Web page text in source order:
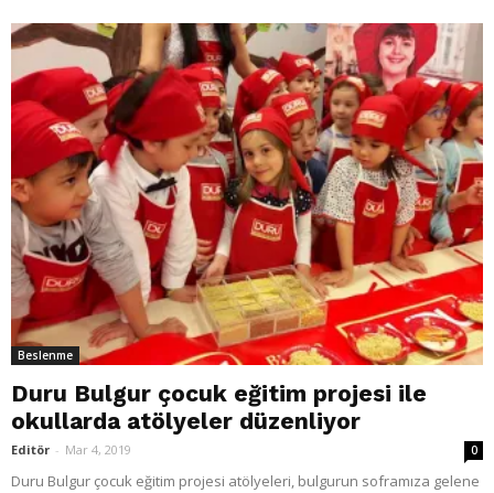
Beslenme
Duru Bulgur çocuk eğitim projesi ile
okullarda atölyeler düzenliyor
Editör - Mar 4, 2019 0
Duru Bulgur çocuk eğitim projesi atölyeleri, bulgurun soframıza gelene